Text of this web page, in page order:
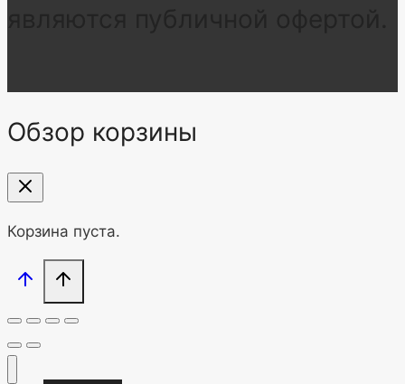
Обзор корзины
Корзина пуста.